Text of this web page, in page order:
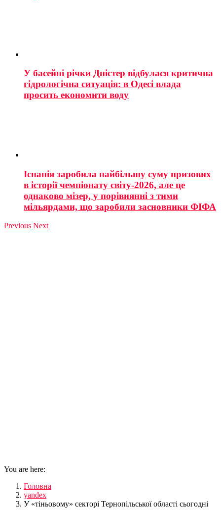
У басейні річки Дністер відбулася критична
гідрологічна ситуація: в Одесі влада
просить економити воду
Іспанія заробила найбільшу суму призових
в історії чемпіонату світу-2026, але це
однаково мізер, у порівнянні з тими
мільярдами, що заробили засновники ФІФА
Previous Next
You are here:
Головна
yandex
У «тіньовому» секторі Тернопільської області сьогодні